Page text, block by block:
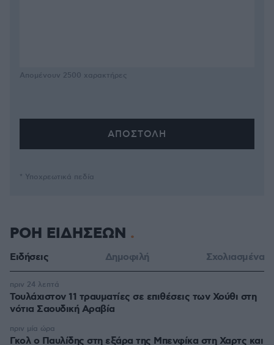
Απομένουν 2500 χαρακτήρες
* Υποχρεωτικά πεδία
ΡΟΗ ΕΙΔΗΣΕΩΝ
Ειδήσεις Δημοφιλή Σχολιασμένα
Τουλάχιστον 11 τραυματίες σε επιθέσεις των Χούθι στη
νότια Σαουδική Αραβία
πριν 24 λεπτά
Γκολ ο Παυλίδης στη εξάρα της Μπενφίκα στη Χαρτς και
πριν μία ώρα